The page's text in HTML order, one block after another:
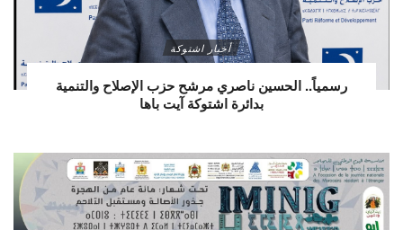
أخبار اشتوكة
رسمياً.. الحسين ناصري مرشح حزب الإصلاح والتنمية
بدائرة اشتوكة آيت باها